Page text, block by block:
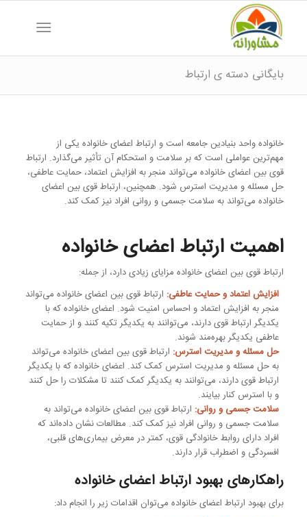
بایگانی دسته ی ارتباط
خانواده واحد بنیادین جامعه است و ارتباط اعضای خانواده یکی از
مهم‌ترین عواملی است که بر سلامت و استحکام آن تأثیر می‌گذارد. ارتباط
قوی بین اعضای خانواده می‌تواند منجر به افزایش اعتماد، حمایت عاطفی،
حل مسئله و مدیریت استرس شود. همچنین، ارتباط قوی بین اعضای
خانواده می‌تواند به سلامت جسمی و روانی افراد نیز کمک کند.
اهمیت ارتباط اعضای خانواده
ارتباط قوی بین اعضای خانواده مزایای زیادی دارد، از جمله:
افزایش اعتماد و حمایت عاطفی: ارتباط قوی بین اعضای خانواده می‌تواند
منجر به افزایش اعتماد و احساس امنیت شود. اعضای خانواده که با
یکدیگر ارتباط قوی دارند، می‌توانند به یکدیگر تکیه کنند و از حمایت
عاطفی یکدیگر بهره‌مند شوند.
حل مسئله و مدیریت استرس: ارتباط قوی بین اعضای خانواده می‌تواند
به حل مسئله و مدیریت استرس کمک کند. اعضای خانواده که با یکدیگر
ارتباط قوی دارند، می‌توانند به یکدیگر کمک کنند تا مشکلات را حل کنند
و با استرس کنار بیایند.
سلامت جسمی و روانی: ارتباط قوی بین اعضای خانواده می‌تواند به
سلامت جسمی و روانی افراد نیز کمک کند. مطالعات نشان داده‌اند که
افراد دارای روابط خانوادگی قوی، کمتر در معرض بیماری‌های قلبی،
افسردگی و اضطراب قرار دارند.
راهکارهای بهبود ارتباط اعضای خانواده
برای بهبود ارتباط اعضای خانواده می‌توان اقدامات زیر را انجام داد: